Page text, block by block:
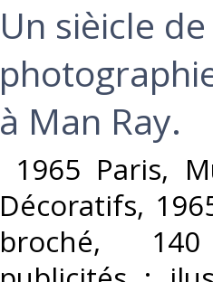
‎Un sièicle de
à Man Ray.‎
1965 Paris,
Décoratifs,
broché,